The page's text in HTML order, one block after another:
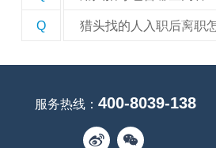
Q 猎头找的人入职后离职
服务热线：400-8039-138